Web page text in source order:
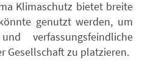
Klimaschutz bietet breite
genutzt werden, um
verfassungsfeindliche
Gesellschaft zu platzieren.